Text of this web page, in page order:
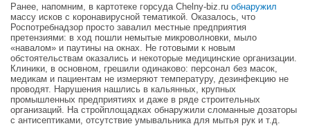
Ранее, напомним, в картотеке горсуда Chelny-biz.ru обнаружил
массу исков с коронавирусной тематикой. Оказалось, что
Роспотребнадзор просто завалил местные предприятия
претензиями: в ход пошли немытые микроволновки, мыло
«навалом» и паутины на окнах. Не готовыми к новым
обстоятельствам оказались и некоторые медицинские организации.
Клиники, в основном, грешили одинаково: персонал без масок,
медикам и пациентам не измеряют температуру, дезинфекцию не
проводят. Нарушения нашлись в кальянных, крупных
промышленных предприятиях и даже в ряде строительных
организаций. На стройплощадках обнаружили сломанные дозаторы
с антисептиками, отсутствие умывальника для мытья рук и т.д.